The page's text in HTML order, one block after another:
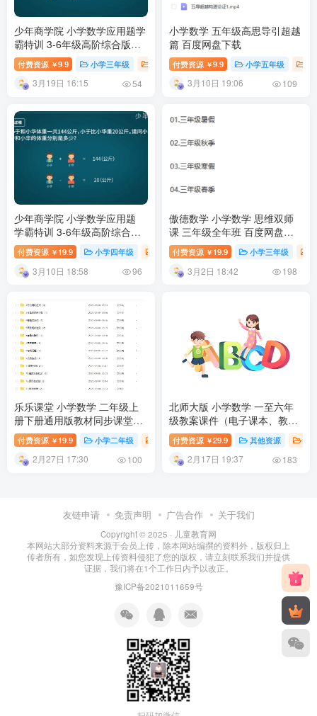
少年商学院 小学数学应用题学
霸特训 3-6年级高阶综合版学
习视频资源 百度网盘下载
付费资源 ￥9.9 小学三年级 小学五年级 小学六年级 小学教育
3月19日 16:15 54
小学数学 五年级高思导引超越
篇 百度网盘下载
付费资源 ￥9.9 小学五年级
3月10日 19:06 109
少年商学院 小学数学应用题
学霸特训 3-6年级高阶综合版
学习视频资源 百度网盘下载
付费资源 ￥ 19.9 小学四年级 小学课堂 小学教育
3月10日 18:58 96
傲德数学 小学数学 思维双师
课 三年级全年班 百度网盘下
载付费资源 ￥ 19.9 小学三年级
3月2日 18:42 198
乐乐课堂 小学数学 二年级上
册下册通用版教材同步课堂
+二年级奥数课程视频 百度网
盘下载
付费资源 ￥ 19.9 小学二年级 小学数学课 小学课堂 小学教育
2月27日 17:30 100
北师大版 小学数学 一至六年
级教案课件（电子课本、教
案、PPT课件）百度网盘下载
付费资源 ￥29.9 其他资源
2月17日 19:37 183
友链申请 免责声明 广告合作 关于我们
Copyright © 2025 · 儿童教育网
本网站大部分资料来源于会员上传，除本网站编撰的资料外，版权归上
传者所有，如您发现上传资料侵犯了您的版权，请立刻联系我们并提供
证据，我们将在1个工作日内予以改正。
豫ICP备2021011659号